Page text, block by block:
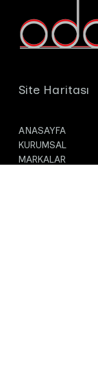
Site Haritası
ANASAYFA
KURUMSAL
MARKALAR